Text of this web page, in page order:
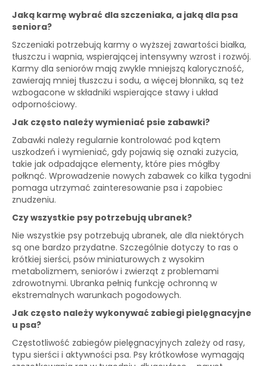
Jaką karmę wybrać dla szczeniaka, a jaką dla psa
seniora?
Szczeniaki potrzebują karmy o wyższej zawartości białka,
tłuszczu i wapnia, wspierającej intensywny wzrost i rozwój.
Karmy dla seniorów mają zwykle mniejszą kaloryczność,
zawierają mniej tłuszczu i sodu, a więcej błonnika, są też
wzbogacone w składniki wspierające stawy i układ
odpornościowy.
Jak często należy wymieniać psie zabawki?
Zabawki należy regularnie kontrolować pod kątem
uszkodzeń i wymieniać, gdy pojawią się oznaki zużycia,
takie jak odpadające elementy, które pies mógłby
połknąć. Wprowadzenie nowych zabawek co kilka tygodni
pomaga utrzymać zainteresowanie psa i zapobiec
znudzeniu.
Czy wszystkie psy potrzebują ubranek?
Nie wszystkie psy potrzebują ubranek, ale dla niektórych
są one bardzo przydatne. Szczególnie dotyczy to ras o
krótkiej sierści, psów miniaturowych z wysokim
metabolizmem, seniorów i zwierząt z problemami
zdrowotnymi. Ubranka pełnią funkcję ochronną w
ekstremalnych warunkach pogodowych.
Jak często należy wykonywać zabiegi pielęgnacyjne
u psa?
Częstotliwość zabiegów pielęgnacyjnych zależy od rasy,
typu sierści i aktywności psa. Psy krótkowłose wymagają